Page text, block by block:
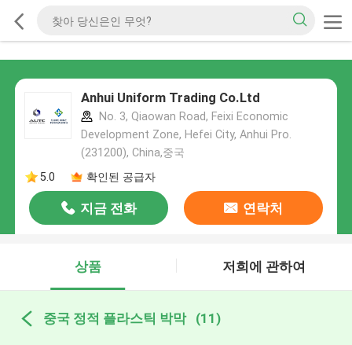
Anhui Uniform Trading Co.Ltd
No. 3, Qiaowan Road, Feixi Economic
Development Zone, Hefei City, Anhui Pro.
(231200), China,중국
5.0
확인된 공급자
지금 전화 연락처
상품 저희에 관하여
중국 정적 플라스틱 박막 (11)